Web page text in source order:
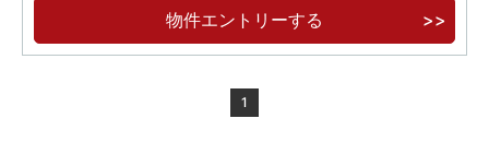
病院、公園が徒歩圏にあるファミリー向きの住環
境。
全戸食配トランクルーム付、ランドリーブース
物件エントリーする
1